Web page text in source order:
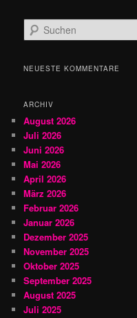
u
h
NEUESTE KOMMENTARE
ARCHIV
August 2026
Juli 2026
Juni 2026
Mai 2026
April 2026
März 2026
Februar 2026
Januar 2026
Dezember 2025
November 2025
Oktober 2025
September 2025
August 2025
Juli 2025